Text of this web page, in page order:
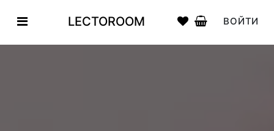
LECTOROOM ВОЙТИ